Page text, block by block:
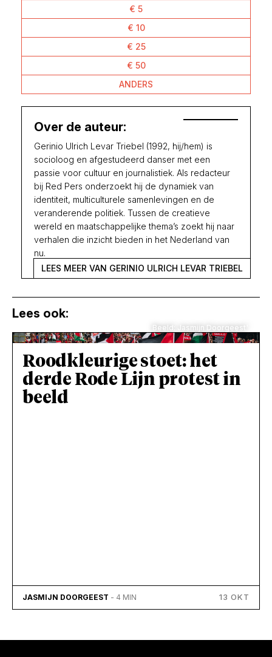
€ 5
€ 10
€ 25
€ 50
ANDERS
Over de auteur:
Gerinio Ulrich Levar Triebel (1992, hij/hem) is
socioloog en afgestudeerd danser met een
passie voor cultuur en journalistiek. Als redacteur
bij Red Pers onderzoekt hij de dynamiek van
identiteit, multiculturele samenlevingen en de
veranderende politiek. Tussen de creatieve
wereld en maatschappelijke thema’s zoekt hij naar
verhalen die inzicht bieden in het Nederland van
nu.
LEES MEER VAN GERINIO ULRICH LEVAR TRIEBEL
Lees ook:
Beeld: Jasmijn Doorgeest'
Roodkleurige stoet: het
derde Rode Lijn protest in
beeld
JASMIJN DOORGEEST - 4 MIN 13 OKT